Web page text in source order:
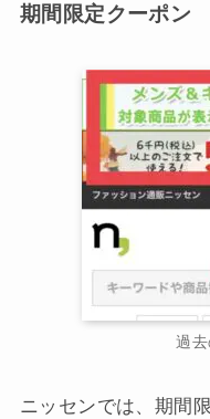
期間限定クーポン
過
ニッセンでは、期間